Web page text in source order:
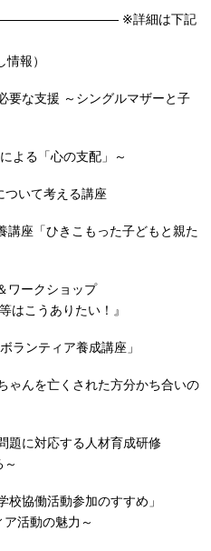
※詳細は下記
情報）
な支援 ～シングルマザーと子
よる「心の支配」～
いて考える講座
座「ひきこもった子どもと親た
ークショップ
はこうありたい！』
ンティア養成講座」
んを亡くされた方分かち合いの
に対応する人材育成研修
協働活動参加のすすめ」
活動の魅力～